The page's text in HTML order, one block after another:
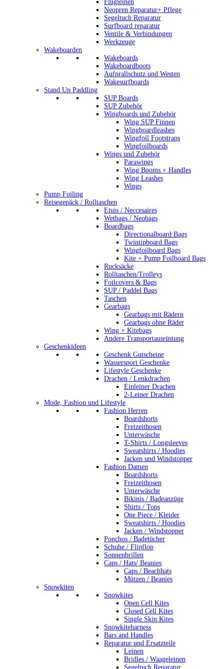
Flugleinen
Neopren Reparatur+ Pflege
Segeltuch Reparatur
Surfboard reparatur
Ventile & Verbindungen
Werkzeuge
Wakeboarden
Wakeboards
Wakeboardboots
Aufprallschutz und Westen
Wakesurfboards
Stand Up Paddling
SUP Boards
SUP Zubehör
Wingboards und Zubehör
Wing SUP Finnen
Wingboardleashes
Wingfoil Footstraps
Wingfoilboards
Wings und Zubehör
Parawings
Wing Booms + Handles
Wing Leashes
Wings
Pump Foiling
Reisegepäck / Rolltaschen
Etuis / Neccesaires
Wetbags / Neobags
Boardbags
Directionalboard Bags
Twintipboard Bags
Wingfoilboard Bags
Kite + Pump Foilboard Bags
Rucksäcke
Rolltaschen/Trolleys
Foilcovers & Bags
SUP / Paddel Bags
Taschen
Gearbags
Gearbags mit Rädern
Gearbags ohne Räder
Wing + Kitebags
Andere Transportausrüstung
Geschenkideen
Geschenk Gutscheine
Wassersport Geschenke
Lifestyle Geschenke
Drachen / Lenkdrachen
Einleiner Drachen
2-Leiner Drachen
Mode, Fashion und Lifestyle
Fashion Herren
Boardshorts
Freizeithosen
Unterwäsche
T-Shirts / Longsleeves
Sweatshirts / Hoodies
Jacken und Windstopper
Fashion Damen
Boardshorts
Freizeithosen
Unterwäsche
Bikinis / Badeanzüge
Shirts / Tops
One Piece / Kleider
Sweatshirts / Hoodies
Jacken / Windstopper
Ponchos / Badetücher
Schuhe / Flipflop
Sonnenbrillen
Caps / Hats/ Beanies
Caps / Beachhats
Mützen / Beanies
Snowkiten
Snowkites
Open Cell Kites
Closed Cell Kites
Single Skin Kites
Snowkiteharness
Bars and Handles
Reparatur und Ersatzteile
Leinen
Bridles / Waageleinen
Segeltuch Reparatur